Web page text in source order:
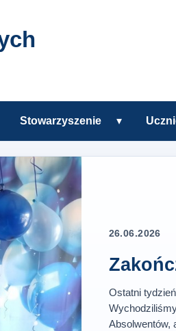
podmenu Placówki
Stowarzyszenie ▾
Rozwiń
26.06.2026
Ostatni
Absolwentów,